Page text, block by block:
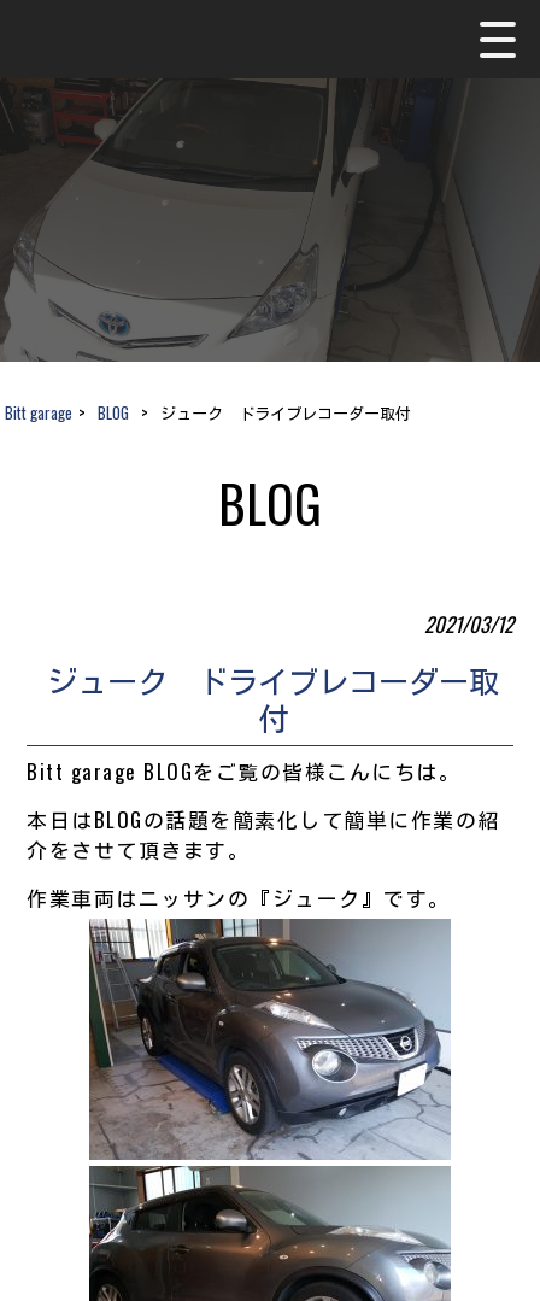
Bitt garage > BLOG > ジューク ドライブレコーダー取付
BLOG
2021/03/12
ジューク ドライブレコーダー取
付
Bitt garage BLOGをご覧の皆様こんにちは。
本日はBLOGの話題を簡素化して簡単に作業の紹
介をさせて頂きます。
作業車両はニッサンの『ジューク』です。